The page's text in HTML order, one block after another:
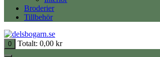
Broderier
Tillbehör
0 Totalt: 0,00 kr